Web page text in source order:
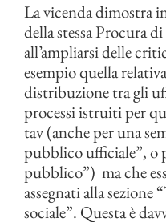
La vicenda dimostra
della stessa Procura
all’ampliarsi delle
esempio quella
distribuzione tra gli
processi istruiti per
tav (anche per una
pubblico ufficiale”, o
pubblico”) ma che
assegnati alla sezione
sociale”. Questa è